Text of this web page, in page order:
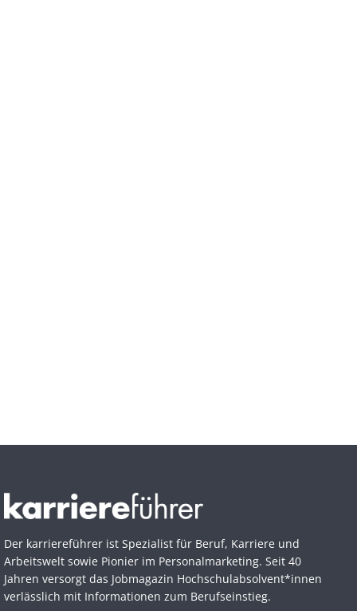
Der karriereführer ist Spezialist für Beruf, Karriere und
Arbeitswelt sowie Pionier im Personal­marketing. Seit 40
Jahren versorgt das Jobmagazin Hochschul­absolvent*innen
verlässlich mit Informationen zum Berufseinstieg.